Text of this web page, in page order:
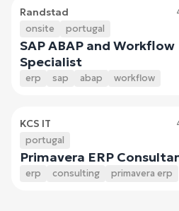
Randstad
onsite portugal
SAP ABAP and Workflow
Specialist
erp sap abap workflow
KCS IT
portugal
Primavera ERP
erp consulting primavera erp